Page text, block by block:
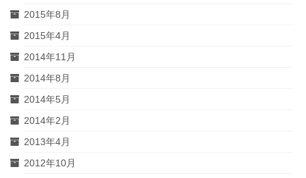
2015年8月
2015年4月
2014年11月
2014年8月
2014年5月
2014年2月
2013年4月
2012年10月